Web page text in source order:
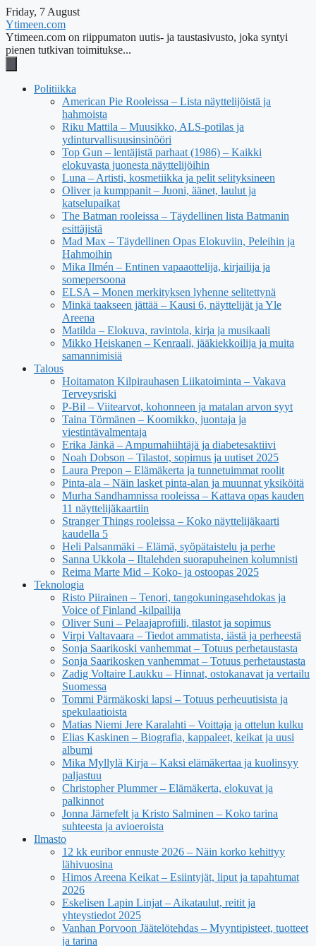
Friday, 7 August
Ytimeen.com
Ytimeen.com on riippumaton uutis- ja taustasivusto, joka syntyi
pienen tutkivan toimitukse...
Politiikka
American Pie Rooleissa – Lista näyttelijöistä ja
hahmoista
Riku Mattila – Muusikko, ALS-potilas ja
ydinturvallisuusinsinööri
Top Gun – lentäjistä parhaat (1986) – Kaikki
elokuvasta juonesta näyttelijöihin
Luna – Artisti, kosmetiikka ja pelit selityksineen
Oliver ja kumppanit – Juoni, äänet, laulut ja
katselupaikat
The Batman rooleissa – Täydellinen lista Batmanin
esittäjistä
Mad Max – Täydellinen Opas Elokuviin, Peleihin ja
Hahmoihin
Mika Ilmén – Entinen vapaaottelija, kirjailija ja
somepersoona
ELSA – Monen merkityksen lyhenne selitettynä
Minkä taakseen jättää – Kausi 6, näyttelijät ja Yle
Areena
Matilda – Elokuva, ravintola, kirja ja musikaali
Mikko Heiskanen – Kenraali, jääkiekkoilija ja muita
samannimisiä
Talous
Hoitamaton Kilpirauhasen Liikatoiminta – Vakava
Terveysriski
P-Bil – Viitearvot, kohonneen ja matalan arvon syyt
Taina Törmänen – Koomikko, juontaja ja
viestintävalmentaja
Erika Jänkä – Ampumahiihtäjä ja diabetesaktiivi
Noah Dobson – Tilastot, sopimus ja uutiset 2025
Laura Prepon – Elämäkerta ja tunnetuimmat roolit
Pinta-ala – Näin lasket pinta-alan ja muunnat yksiköitä
Murha Sandhamnissa rooleissa – Kattava opas kauden
11 näyttelijäkaartiin
Stranger Things rooleissa – Koko näyttelijäkaarti
kaudella 5
Heli Palsanmäki – Elämä, syöpätaistelu ja perhe
Sanna Ukkola – Iltalehden suorapuheinen kolumnisti
Reima Marte Mid – Koko- ja ostoopas 2025
Teknologia
Risto Piirainen – Tenori, tangokuningasehdokas ja
Voice of Finland -kilpailija
Oliver Suni – Pelaajaprofiili, tilastot ja sopimus
Virpi Valtavaara – Tiedot ammatista, iästä ja perheestä
Sonja Saarikoski vanhemmat – Totuus perhetaustasta
Sonja Saarikosken vanhemmat – Totuus perhetaustasta
Zadig Voltaire Laukku – Hinnat, ostokanavat ja vertailu
Suomessa
Tommi Pärmäkoski lapsi – Totuus perheuutisista ja
spekulaatioista
Matias Niemi Jere Karalahti – Voittaja ja ottelun kulku
Elias Kaskinen – Biografia, kappaleet, keikat ja uusi
albumi
Mika Myllylä Kirja – Kaksi elämäkertaa ja kuolinsyy
paljastuu
Christopher Plummer – Elämäkerta, elokuvat ja
palkinnot
Jonna Järnefelt ja Kristo Salminen – Koko tarina
suhteesta ja avioeroista
Ilmasto
12 kk euribor ennuste 2026 – Näin korko kehittyy
lähivuosina
Himos Areena Keikat – Esiintyjät, liput ja tapahtumat
2026
Eskelisen Lapin Linjat – Aikataulut, reitit ja
yhteystiedot 2025
Vanhan Porvoon Jäätelötehdas – Myyntipisteet, tuotteet
ja tarina